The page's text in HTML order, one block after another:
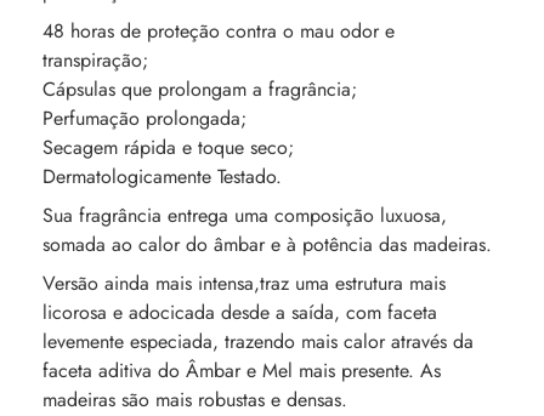
48 horas de proteção contra o mau odor e
transpiração;
Cápsulas que prolongam a fragrância;
Perfumação prolongada;
Secagem rápida e toque seco;
Dermatologicamente Testado.
Sua fragrância entrega uma composição luxuosa,
somada ao calor do âmbar e à potência das madeiras.
Versão ainda mais intensa,traz uma estrutura mais
licorosa e adocicada desde a saída, com faceta
levemente especiada, trazendo mais calor através da
faceta aditiva do Âmbar e Mel mais presente. As
madeiras são mais robustas e densas.